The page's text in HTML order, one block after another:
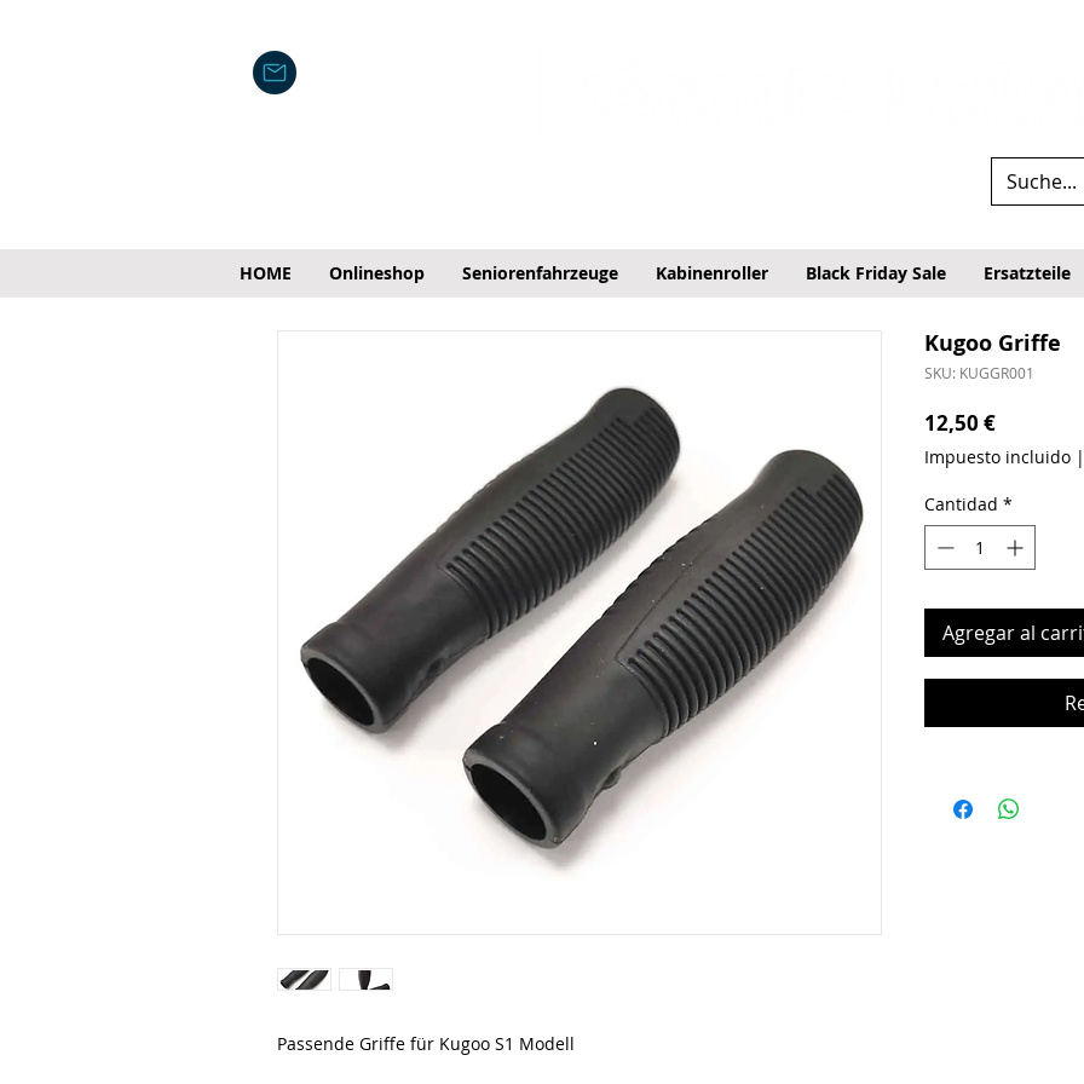
HOME Onlineshop Seniorenfahrzeuge Kabinenroller Black Friday Sale Ersatzteile
Passende Griffe für Kugoo S1 Modell
Kugoo Griffe
SKU: KUGGR001
12,50 €Precio
Impuesto incluido|
Cantidad *
Agregar al